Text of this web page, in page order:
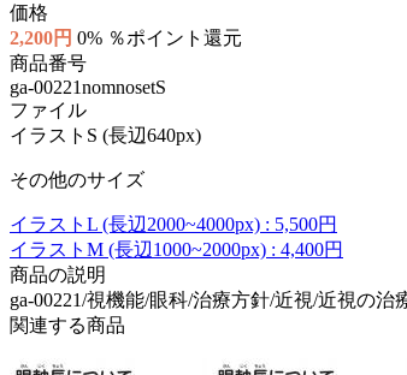
価格
2,200円 0% ％ポイント還元
商品番号
ga-00221nomnosetS
ファイル
イラストS (長辺640px)
その他のサイズ
イラストL (長辺2000~4000px) : 5,500円
イラストM (長辺1000~2000px) : 4,400円
商品の説明
ga-00221/視機能/眼科/治療方針/近視/近視の
関連する商品